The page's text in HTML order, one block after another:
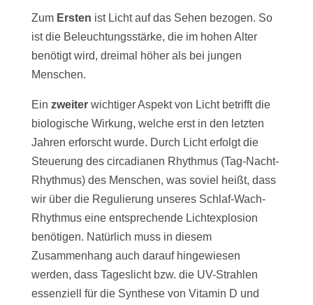
Zum Ersten ist Licht auf das Sehen bezogen. So
ist die Beleuchtungsstärke, die im hohen Alter
benötigt wird, dreimal höher als bei jungen
Menschen.
Ein zweiter wichtiger Aspekt von Licht betrifft die
biologische Wirkung, welche erst in den letzten
Jahren erforscht wurde. Durch Licht erfolgt die
Steuerung des circadianen Rhythmus (Tag-Nacht-
Rhythmus) des Menschen, was soviel heißt, dass
wir über die Regulierung unseres Schlaf-Wach-
Rhythmus eine entsprechende Lichtexplosion
benötigen. Natürlich muss in diesem
Zusammenhang auch darauf hingewiesen
werden, dass Tageslicht bzw. die UV-Strahlen
essenziell für die Synthese von Vitamin D und